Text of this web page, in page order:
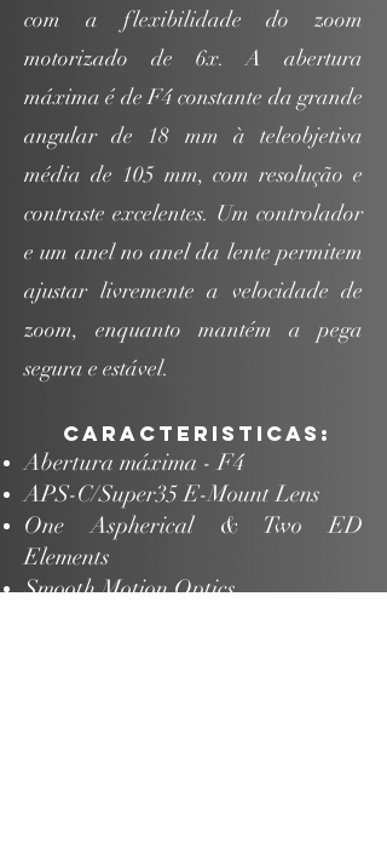
com a flexibilidade do zoom
motorizado de 6x. A abertura
máxima é de F4 constante da grande
angular de 18 mm à teleobjetiva
média de 105 mm, com resolução e
contraste excelentes. Um controlador
e um anel no anel da lente permitem
ajustar livremente a velocidade de
zoom, enquanto mantém a pega
segura e estável.
Caracteristicas:
Abertura máxima - F4
APS-C/Super35 E-Mount Lens
One Aspherical & Two ED
Elements
Smooth Motion Optics